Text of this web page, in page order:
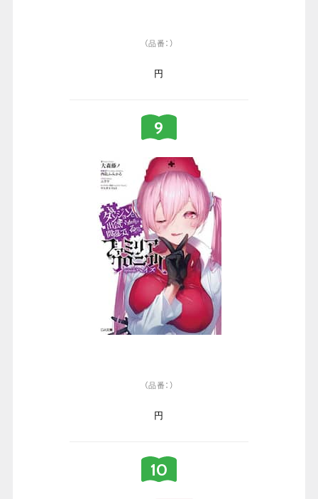
（品番：）
円
（品番：）
円